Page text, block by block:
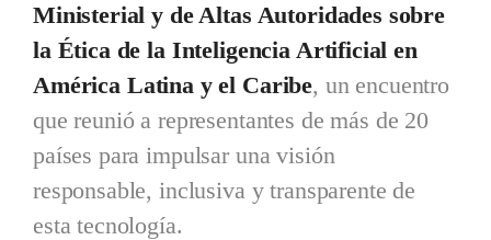
Ministerial y de Altas Autoridades sobre
la Ética de la Inteligencia Artificial en
América Latina y el Caribe, un encuentro
que reunió a representantes de más de 20
países para impulsar una visión
responsable, inclusiva y transparente de
esta tecnología.